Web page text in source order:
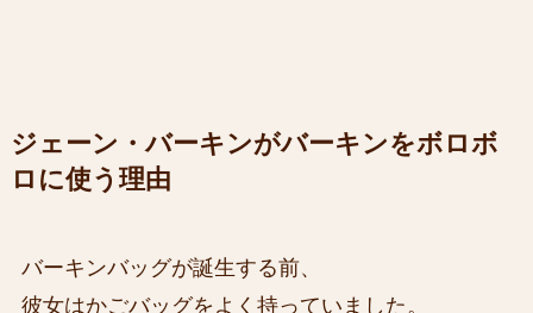
ジェーン・バーキンがバーキンをボロボ
ロに使う理由
バーキンバッグが誕生する前、
彼女はかごバッグをよく持っていました。